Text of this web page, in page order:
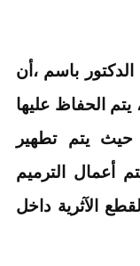
باسم ،أن
أثرية ، يتم الحفاظ عليها
حيث يتم تطهير
أعمال الترميم
الآثرية داخل